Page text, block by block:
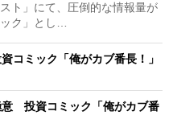
ト」にて、圧倒的な情報量が
ク」とし…
コミック「俺がカブ番長！」
意 投資コミック「俺がカブ番